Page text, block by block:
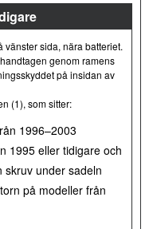
vänster sida, nära batteriet.
genom ramens
på insidan av
(1), som sitter:
1996–2003
1995 eller tidigare och
skruv under sadeln
på modeller från